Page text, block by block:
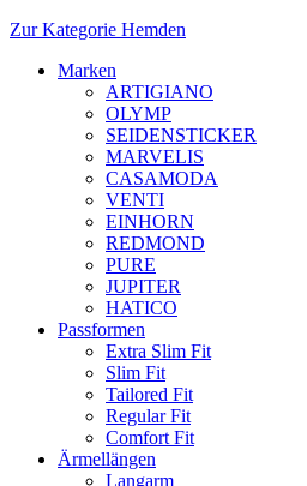
Zur Kategorie Hemden
Marken
ARTIGIANO
OLYMP
SEIDENSTICKER
MARVELIS
CASAMODA
VENTI
EINHORN
REDMOND
PURE
JUPITER
HATICO
Passformen
Extra Slim Fit
Slim Fit
Tailored Fit
Regular Fit
Comfort Fit
Ärmellängen
Langarm